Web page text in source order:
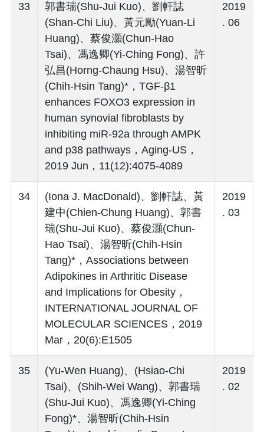
33
郭書瑞(Shu-Jui Kuo)、劉軒誌
(Shan-Chi Liu)、黃元勵(Yuan-Li
Huang)、蔡俊灝(Chun-Hao
Tsai)、馮逸卿(Yi-Ching Fong)、許
弘昌(Horng-Chaung Hsu)、湯智昕
(Chih-Hsin Tang)*，TGF-β1
enhances FOXO3 expression in
human synovial fibroblasts by
inhibiting miR-92a through AMPK
and p38 pathways，Aging-US，
2019 Jun，11(12):4075-4089
2019
. 06
34
(Iona J. MacDonald)、劉軒誌、黃
建中(Chien-Chung Huang)、郭書
瑞(Shu-Jui Kuo)、蔡俊灝(Chun-
Hao Tsai)、湯智昕(Chih-Hsin
Tang)*，Associations between
Adipokines in Arthritic Disease
and Implications for Obesity，
INTERNATIONAL JOURNAL OF
MOLECULAR SCIENCES，2019
Mar，20(6):E1505
2019
. 03
35
(Yu-Wen Huang)、(Hsiao-Chi
Tsai)、(Shih-Wei Wang)、郭書瑞
(Shu-Jui Kuo)、馮逸卿(Yi-Ching
Fong)*、湯智昕(Chih-Hsin
2019
. 02